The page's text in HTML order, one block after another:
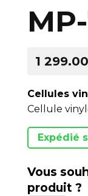
1
Cellules
Cellule
Expédié
Vous
produit ?